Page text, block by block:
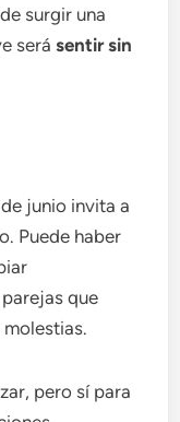
surgir una
serásentir sin
junio invita a
Puede haber
que
pero sí para